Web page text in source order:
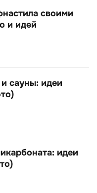
своими
и идей
сауны: идеи
идеи